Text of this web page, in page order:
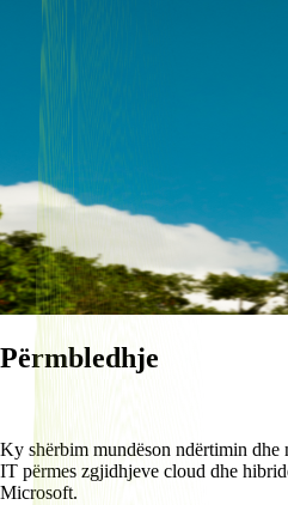
Përmbledhje
Ky shërbim mundëson ndërtimin
IT përmes zgjidhjeve cloud dhe
Microsoft.